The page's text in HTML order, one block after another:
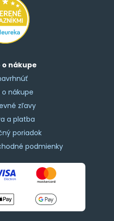
nákupe
o nákupe
zľavy
a platba
poriadok
podmienky